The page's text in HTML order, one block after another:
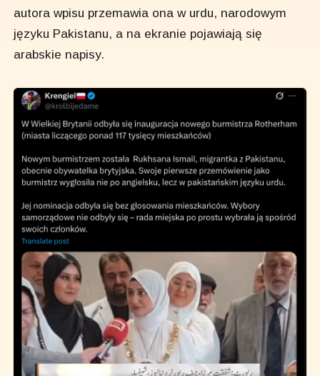
autora wpisu przemawia ona w urdu, narodowym
języku Pakistanu, a na ekranie pojawiają się
arabskie napisy.